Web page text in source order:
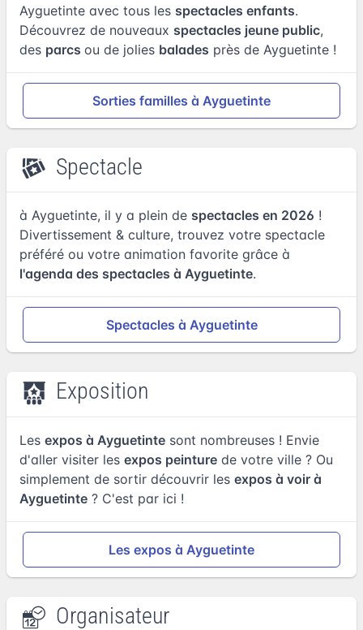
Ayguetinte avec tous les spectacles enfants.
Découvrez de nouveaux spectacles jeune public,
des parcs ou de jolies balades près de Ayguetinte !
Sorties familles à Ayguetinte
Spectacle
à Ayguetinte, il y a plein de spectacles en 2026 !
Divertissement & culture, trouvez votre spectacle
préféré ou votre animation favorite grâce à
l'agenda des spectacles à Ayguetinte.
Spectacles à Ayguetinte
Exposition
Les expos à Ayguetinte sont nombreuses ! Envie
d'aller visiter les expos peinture de votre ville ? Ou
simplement de sortir découvrir les expos à voir à
Ayguetinte ? C'est par ici !
Les expos à Ayguetinte
Organisateur